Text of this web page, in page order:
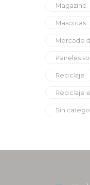
Magazine
Mascotas
Mercado
Paneles
Reciclaje
Reciclaje
Sin